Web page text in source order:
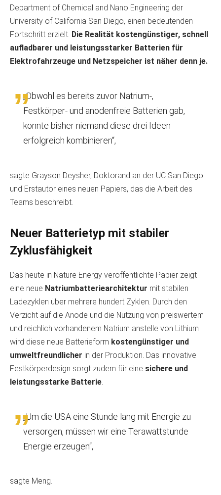
Department of Chemical and Nano Engineering der
University of California San Diego, einen bedeutenden
Fortschritt erzielt. Die Realität kostengünstiger, schnell
aufladbarer und leistungsstarker Batterien für
Elektrofahrzeuge und Netzspeicher ist näher denn je.
„Obwohl es bereits zuvor Natrium-,
Festkörper- und anodenfreie Batterien gab,
konnte bisher niemand diese drei Ideen
erfolgreich kombinieren“,
sagte Grayson Deysher, Doktorand an der UC San Diego
und Erstautor eines neuen Papiers, das die Arbeit des
Teams beschreibt.
Neuer Batterietyp mit stabiler
Zyklusfähigkeit
Das heute in Nature Energy veröffentlichte Papier zeigt
eine neue Natriumbatteriearchitektur mit stabilen
Ladezyklen über mehrere hundert Zyklen. Durch den
Verzicht auf die Anode und die Nutzung von preiswertem
und reichlich vorhandenem Natrium anstelle von Lithium
wird diese neue Batterieform kostengünstiger und
umweltfreundlicher in der Produktion. Das innovative
Festkörperdesign sorgt zudem für eine sichere und
leistungsstarke Batterie.
„Um die USA eine Stunde lang mit Energie zu
versorgen, müssen wir eine Terawattstunde
Energie erzeugen“,
sagte Meng.